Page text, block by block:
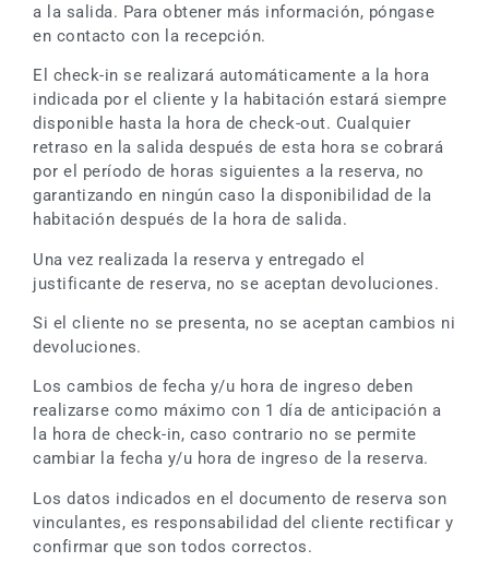
a la salida. Para obtener más información, póngase
en contacto con la recepción.
El check-in se realizará automáticamente a la hora
indicada por el cliente y la habitación estará siempre
disponible hasta la hora de check-out. Cualquier
retraso en la salida después de esta hora se cobrará
por el período de horas siguientes a la reserva, no
garantizando en ningún caso la disponibilidad de la
habitación después de la hora de salida.
Una vez realizada la reserva y entregado el
justificante de reserva, no se aceptan devoluciones.
Si el cliente no se presenta, no se aceptan cambios ni
devoluciones.
Los cambios de fecha y/u hora de ingreso deben
realizarse como máximo con 1 día de anticipación a
la hora de check-in, caso contrario no se permite
cambiar la fecha y/u hora de ingreso de la reserva.
Los datos indicados en el documento de reserva son
vinculantes, es responsabilidad del cliente rectificar y
confirmar que son todos correctos.